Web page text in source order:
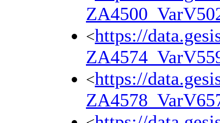
<https://
<https://